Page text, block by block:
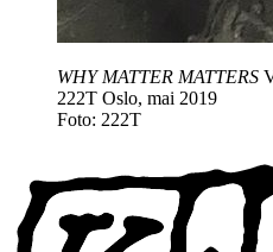
WHY MATTER MATTERS
222T Oslo, mai 2019
Foto: 222T